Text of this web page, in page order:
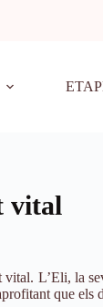
vital
L’Eli, la
que